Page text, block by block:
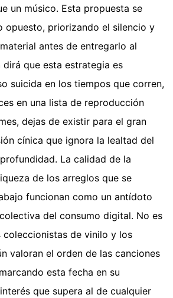
un músico. Esta propuesta se
opuesto, priorizando el silencio y
antes de entregarlo al
que esta estrategia es
suicida en los tiempos que corren,
en una lista de reproducción
dejas de existir para el gran
cínica que ignora la lealtad del
La calidad de la
de los arreglos que se
funcionan como un antídoto
del consumo digital. No es
coleccionistas de vinilo y los
valoran el orden de las canciones
esta fecha en su
que supera al de cualquier